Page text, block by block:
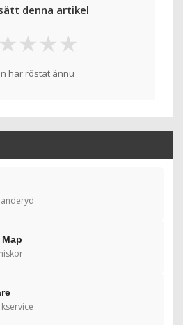
denna artikel
★
★
★
★
har röstat ännu